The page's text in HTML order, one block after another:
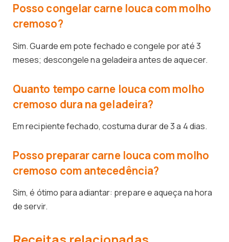
Posso congelar carne louca com molho
cremoso?
Sim. Guarde em pote fechado e congele por até 3
meses; descongele na geladeira antes de aquecer.
Quanto tempo carne louca com molho
cremoso dura na geladeira?
Em recipiente fechado, costuma durar de 3 a 4 dias.
Posso preparar carne louca com molho
cremoso com antecedência?
Sim, é ótimo para adiantar: prepare e aqueça na hora
de servir.